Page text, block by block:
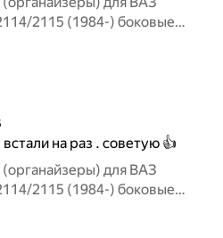
2115 (1984-) боковые
на раз . советую 👍
для ВАЗ
2115 (1984-) боковые